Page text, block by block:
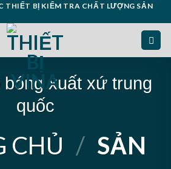
THIẾT BỊ KIỂM TRA CHẤT LƯỢNG SẢN
bóng xuất xứ trung
quốc
CHỦ / SẢN